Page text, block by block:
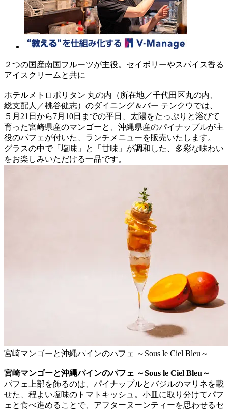
２つの国産南国フルーツが主役。セイボリーやスパイス香る
アイスクリームと共に
ホテルメトロポリタン 丸の内（所在地／千代田区丸の内、
総支配人／桃谷健志）のダイニング＆バー テンクウでは、
５月21日から7月10日までの平日、太陽をたっぷりと浴びて
育った宮崎県産のマンゴーと、沖縄県産のパイナップルが主
役のパフェが付いた、ランチメニューを販売いたします。
グラスの中で「塩味」と「甘味」が調和した、多彩な味わい
をお楽しみいただける一品です。
宮崎マンゴーと沖縄パインのパフェ ～Sous le Ciel Bleu～
宮崎マンゴーと沖縄パインのパフェ ～Sous le Ciel Bleu～
パフェ上部を飾るのは、パイナップルとバジルのマリネを載
せた、程よい塩味のトマトキッシュ。小皿に取り分けてパフ
ェと食べ進めることで、アフターヌーンティーを思わせるセ